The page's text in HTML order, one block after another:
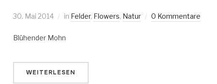
30. Mai 2014 in Felder, Flowers, Natur 0 Kommentare
Blühender Mohn
WEITERLESEN